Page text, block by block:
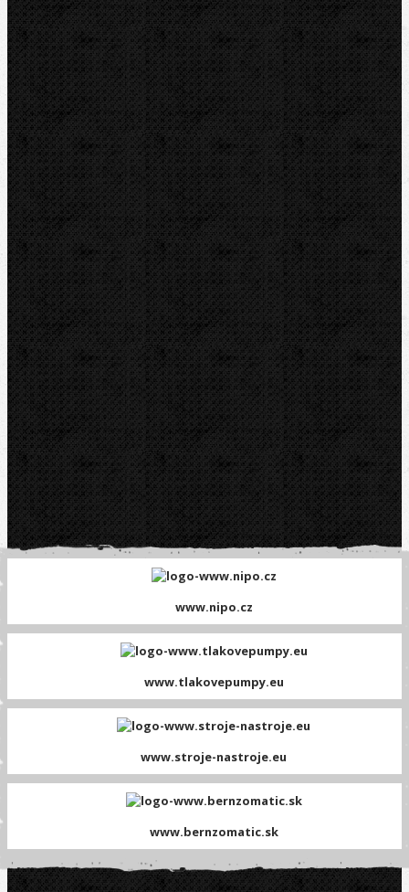
ZENTEN
Kontakt
NIPO Tools s.r.o
Lipová 7
CZ-763 26 LUHAČOVICE
Telefon obj.:
602 719 020
Telefon fakt.:
608 719 020
E-mail:
nipo@nipo.cz
Platební brána GOPAY
www.nipo.cz
www.tlakovepumpy.eu
www.stroje-nastroje.eu
www.bernzomatic.sk